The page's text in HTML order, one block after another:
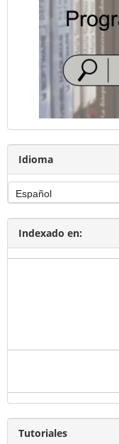
Idioma
Indexado en:
Tutoriales